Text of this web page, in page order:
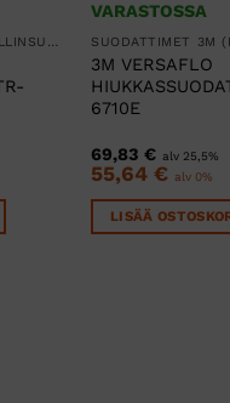
SUODATTIMET 3M (PUHALLINSUOJAIMET, KOKONAAMARIT JA PUOLINAAMARIT)
VARASTOSSA
3M VERSAFLO
6710E
69,83€ alv 25,5%
55,64€ alv 0%
LISÄÄ